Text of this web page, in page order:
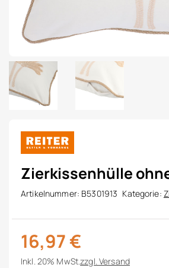
Zierkissenhülle
Artikelnummer: B5301913 Kategorie:
16,97€
Inkl. 20% MwSt.zzgl.Versand